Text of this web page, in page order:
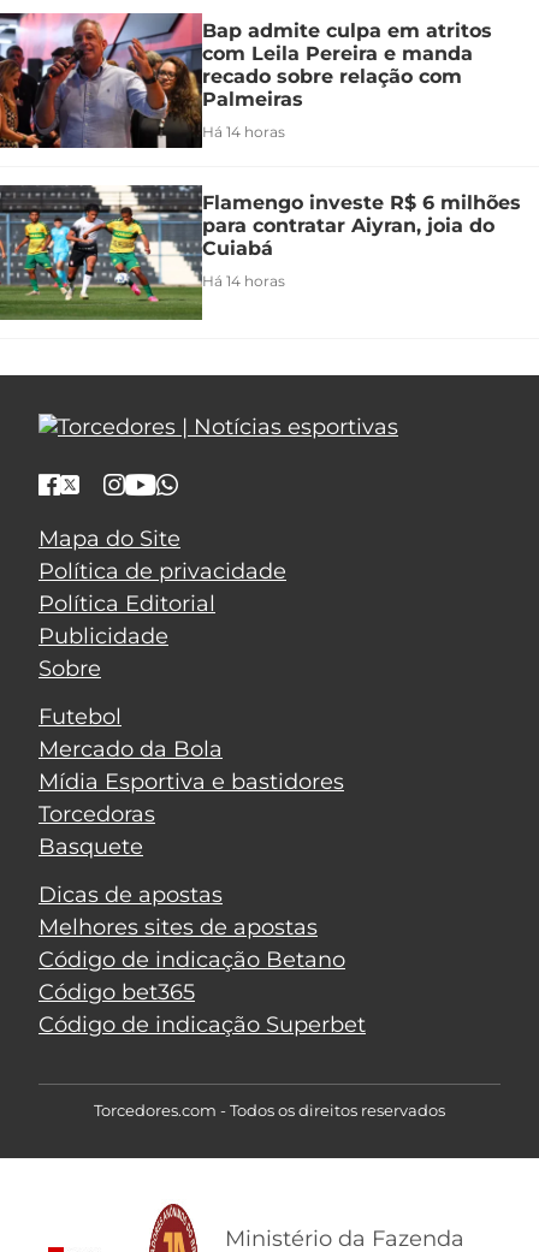
Bap admite culpa em atritos
com Leila Pereira e manda
recado sobre relação com
Palmeiras
Há 14 horas
Flamengo investe R$ 6 milhões
para contratar Aiyran, joia do
Cuiabá
Há 14 horas
Mapa do Site
Política de privacidade
Política Editorial
Publicidade
Sobre
Futebol
Mercado da Bola
Mídia Esportiva e bastidores
Torcedoras
Basquete
Dicas de apostas
Melhores sites de apostas
Código de indicação Betano
Código bet365
Código de indicação Superbet
Torcedores.com - Todos os direitos reservados
Ministério da Fazenda